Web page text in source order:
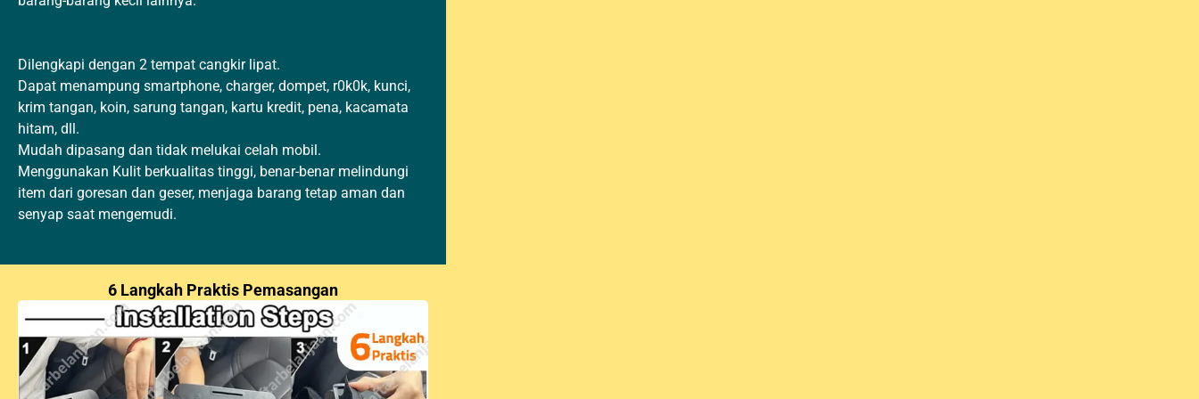
Dilengkapi dengan 2 tempat cangkir lipat.
Dapat menampung smartphone, charger, dompet, r0k0k, kunci,
krim tangan, koin, sarung tangan, kartu kredit, pena, kacamata
hitam, dll.
Mudah dipasang dan tidak melukai celah mobil.
Menggunakan Kulit berkualitas tinggi, benar-benar melindungi
item dari goresan dan geser, menjaga barang tetap aman dan
senyap saat mengemudi.
6 Langkah Praktis Pemasangan